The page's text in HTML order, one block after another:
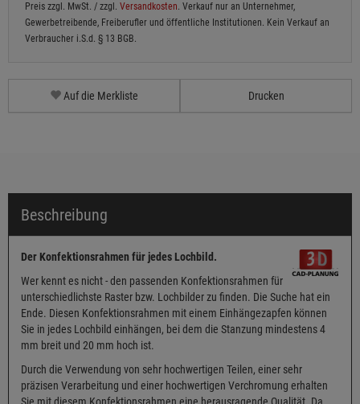
Preis zzgl. MwSt. / zzgl. Versandkosten. Verkauf nur an Unternehmer,
Gewerbetreibende, Freiberufler und öffentliche Institutionen. Kein Verkauf an
Verbraucher i.S.d. § 13 BGB.
Auf die Merkliste Drucken
Beschreibung
Der Konfektionsrahmen für jedes Lochbild.
Wer kennt es nicht - den passenden Konfektionsrahmen für
unterschiedlichste Raster bzw. Lochbilder zu finden. Die Suche hat ein
Ende. Diesen Konfektionsrahmen mit einem Einhängezapfen können
Sie in jedes Lochbild einhängen, bei dem die Stanzung mindestens 4
mm breit und 20 mm hoch ist.
Durch die Verwendung von sehr hochwertigen Teilen, einer sehr
präzisen Verarbeitung und einer hochwertigen Verchromung erhalten